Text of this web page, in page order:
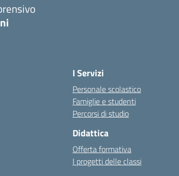
I Servizi
Personale scolastico
Famiglie e studenti
Percorsi di studio
Didattica
Offerta formativa
I progetti delle classi